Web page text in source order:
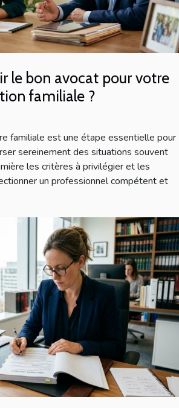
le bon avocat pour votre
familiale ?
familiale est une étape essentielle pour
sereinement des situations souvent
les critères à privilégier et les
un professionnel compétent et